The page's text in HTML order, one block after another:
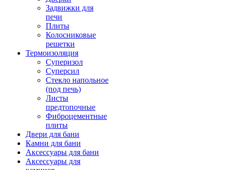
Задвижки для
печи
Плиты
Колосниковые
решетки
Термоизоляция
Суперизол
Суперсил
Стекло напольное
(под печь)
Листы
предтопочные
Фиброцементные
плиты
Двери для бани
Камни для бани
Аксессуары для бани
Аксессуары для